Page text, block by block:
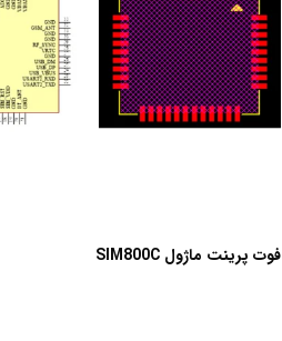
فوت پرینت ماژول SIM800C